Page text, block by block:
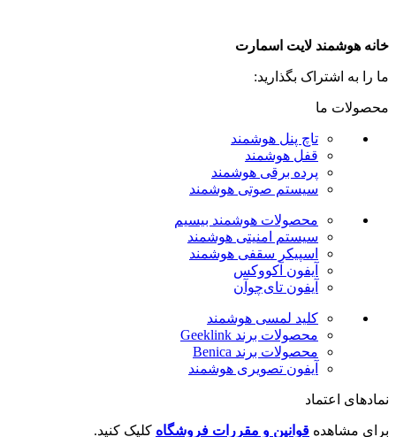
خانه هوشمند لایت اسمارت
ما را به اشتراک بگذارید:
محصولات ما
تاچ پنل هوشمند
قفل هوشمند
پرده برقی هوشمند
سیستم صوتی هوشمند
محصولات هوشمند بیسیم
سیستم امنیتی هوشمند
اسپیکر سقفی هوشمند
آیفون آکووکس
آیفون تای‌چوآن
کلید لمسی هوشمند
محصولات برند Geeklink
محصولات برند ‌Benica
آیفون تصویری هوشمند
نمادهای اعتماد
برای مشاهده قوانین و مقررات فروشگاه کلیک کنید.